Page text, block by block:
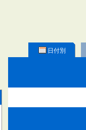
日付別